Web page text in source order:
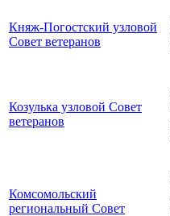
Княж-Погостский узловой
Совет ветеранов
Козулька узловой Совет
ветеранов
Комсомольский
региональный Совет